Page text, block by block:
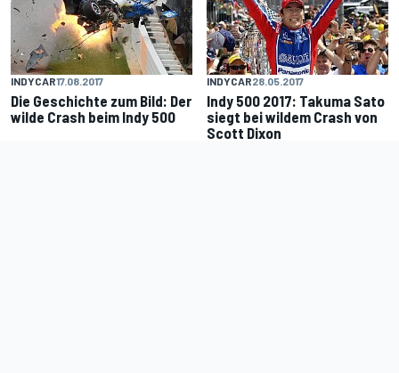
INDYCAR17.08.2017
Die Geschichte zum Bild: Der
wilde Crash beim Indy 500
INDYCAR28.05.2017
Indy 500 2017: Takuma Sato
siegt bei wildem Crash von
Scott Dixon